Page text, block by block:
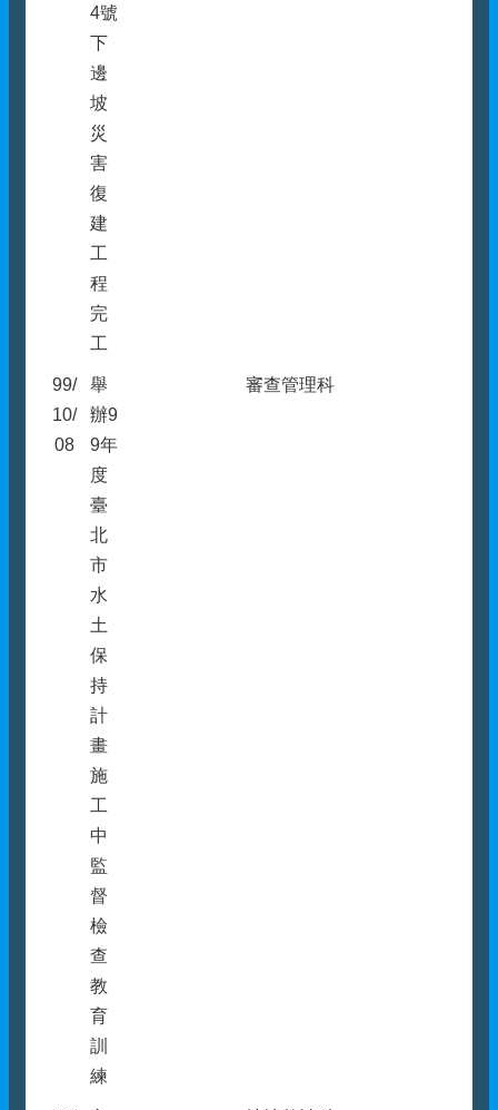
4號
下
邊
坡
災
害
復
建
工
程
完
工
99/
10/
08
舉
辦9
9年
度
臺
北
市
水
土
保
持
計
畫
施
工
中
監
督
檢
查
教
育
訓
練
審查管理科